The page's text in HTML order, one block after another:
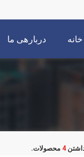
خانه دربارهی ما
4 محصولات.